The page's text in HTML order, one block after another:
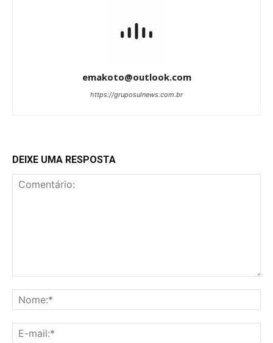
emakoto@outlook.com
https://gruposulnews.com.br
DEIXE UMA RESPOSTA